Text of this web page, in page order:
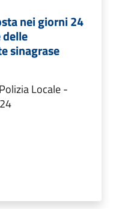
nei giorni 24
delle
sinagrase
Locale -